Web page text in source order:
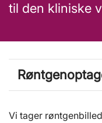
til den kliniske
Vi tager